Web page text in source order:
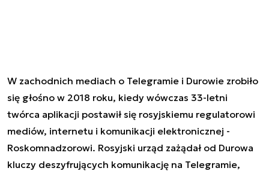
W zachodnich mediach o Telegramie i Durowie zrobiło
się głośno w 2018 roku, kiedy wówczas 33-letni
twórca aplikacji postawił się rosyjskiemu regulatorowi
mediów, internetu i komunikacji elektronicznej -
Roskomnadzorowi. Rosyjski urząd zażądał od Durowa
kluczy deszyfrujących komunikację na Telegramie,